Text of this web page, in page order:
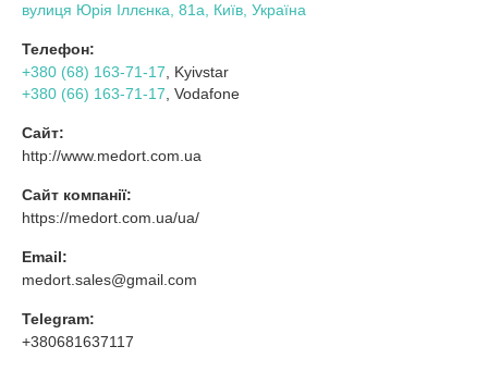
вулиця Юрія Іллєнка, 81а, Київ, Україна
Телефон:
+380 (68) 163-71-17 , Kyivstar
+380 (66) 163-71-17 , Vodafone
Сайт:
http://www.medort.com.ua
Сайт компанії:
https://medort.com.ua/ua/
Email:
medort.sales@gmail.com
Telegram:
+380681637117